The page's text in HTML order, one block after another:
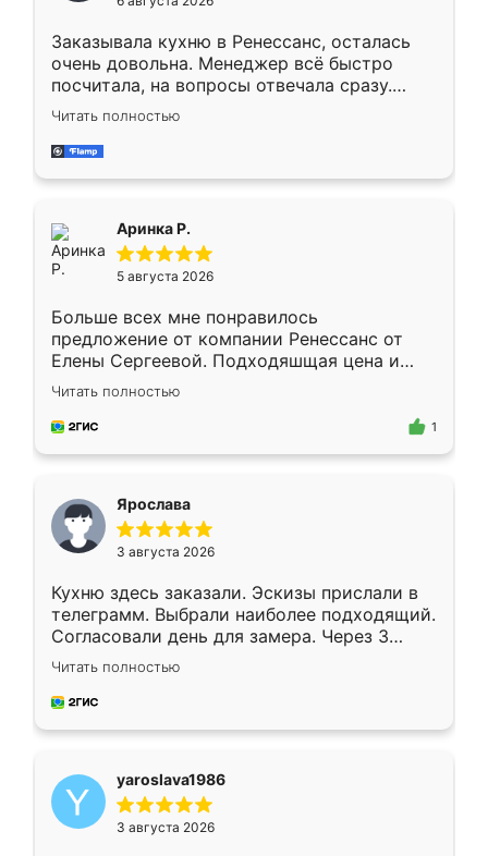
мебели буду заказывать только здесь.
Заказывала кухню в Ренессанс, осталась
очень довольна. Менеджер всё быстро
посчитала, на вопросы отвечала сразу.
Замерщик приехал в субботу, подошёл к
делу со всей ответственностью. Собрали
за день, ребята работали аккуратно, даже
Читать полностью
Аринка Р.
5 августа 2026
Больше всех мне понравилось
предложение от компании Ренессанс от
Елены Сергеевой. Подходяшщая цена и
короткие сроки изготовления. Приехавший
для замера сотрудник Владислав
предложил по моему эскизу самый
Читать полностью
1
Ярослава
3 августа 2026
Кухню здесь заказали. Эскизы прислали в
телеграмм. Выбрали наиболее подходящий.
Согласовали день для замера. Через 3
недели кухня была уже готова. Остались
довольны работой. Спасибо Ренессанс
мебель за качественную работу!
Читать полностью
yaroslava1986
3 августа 2026